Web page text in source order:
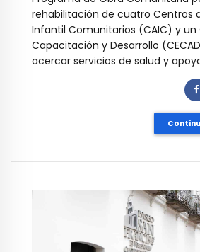
rehabilitación de cuatro Centros
Infantil Comunitarios (CAIC) y un
Capacitación y Desarrollo
acercar servicios de salud y